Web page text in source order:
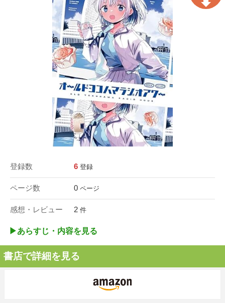
登録数 6 登録
ページ数 0 ページ
感想・レビュー 2 件
▶︎あらすじ・内容を見る
書店で詳細を見る